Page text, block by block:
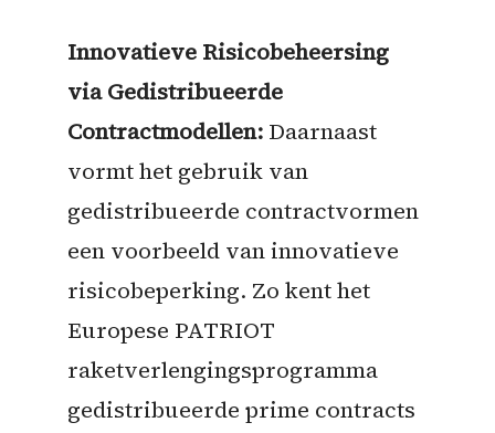
Innovatieve Risicobeheersing
via Gedistribueerde
Contractmodellen:Daarnaast
vormt het gebruik van
gedistribueerde contractvormen
een voorbeeld van innovatieve
risicobeperking. Zo kent het
Europese PATRIOT
raketverlengingsprogramma
gedistribueerde prime contracts